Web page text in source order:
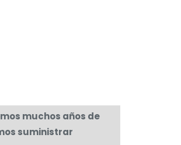
muchos años de
suministrar